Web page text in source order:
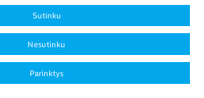
Sergejus; Banzer, P.;
Influence of the substrate
the knife-edge based profiling of
light beams // Optics
1094-4087. Vol. 24, iss. 8
Sutinku
Nesutinku
Parinktys